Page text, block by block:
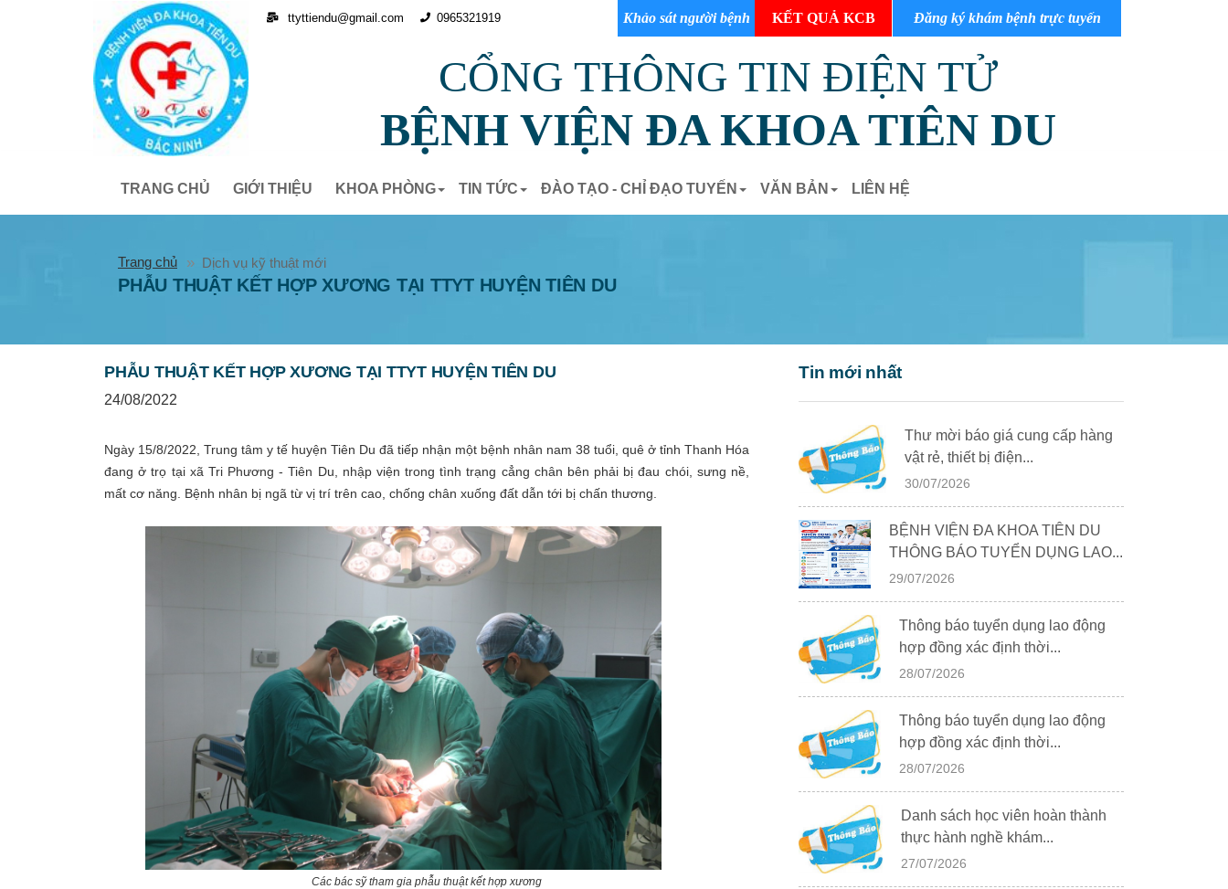
ttyttiendu@gmail.com 0965321919 Đăng ký khám bệnh trực tuyến
KẾT QUẢ KCB
Khảo sát người bệnh
CỔNG THÔNG TIN ĐIỆN TỬ
BỆNH VIỆN ĐA KHOA TIÊN DU
TRANG CHỦ GIỚI THIỆU KHOA PHÒNG TIN TỨC ĐÀO TẠO - CHỈ ĐẠO TUYẾN VĂN BẢN LIÊN HỆ
Trang chủ Dịch vụ kỹ thuật mới
PHẪU THUẬT KẾT HỢP XƯƠNG TẠI TTYT HUYỆN TIÊN DU
PHẪU THUẬT KẾT HỢP XƯƠNG TẠI TTYT HUYỆN TIÊN DU
24/08/2022
Ngày 15/8/2022, Trung tâm y tế huyện Tiên Du đã tiếp nhận một bệnh nhân nam 38 tuổi, quê ở tỉnh Thanh Hóa
đang ở trọ tại xã Tri Phương - Tiên Du, nhập viện trong tình trạng cẳng chân bên phải bị đau chói, sưng nề,
mất cơ năng. Bệnh nhân bị ngã từ vị trí trên cao, chống chân xuống đất dẫn tới bị chấn thương.
Các bác sỹ tham gia phẫu thuật kết hợp xương
Tin mới nhất
Thư mời báo giá cung cấp hàng
vật rẻ, thiết bị điện...
30/07/2026
BỆNH VIỆN ĐA KHOA TIÊN DU
THÔNG BÁO TUYỂN DỤNG LAO...
29/07/2026
Thông báo tuyển dụng lao động
hợp đồng xác định thời...
28/07/2026
Thông báo tuyển dụng lao động
hợp đồng xác định thời...
28/07/2026
Danh sách học viên hoàn thành
thực hành nghề khám...
27/07/2026